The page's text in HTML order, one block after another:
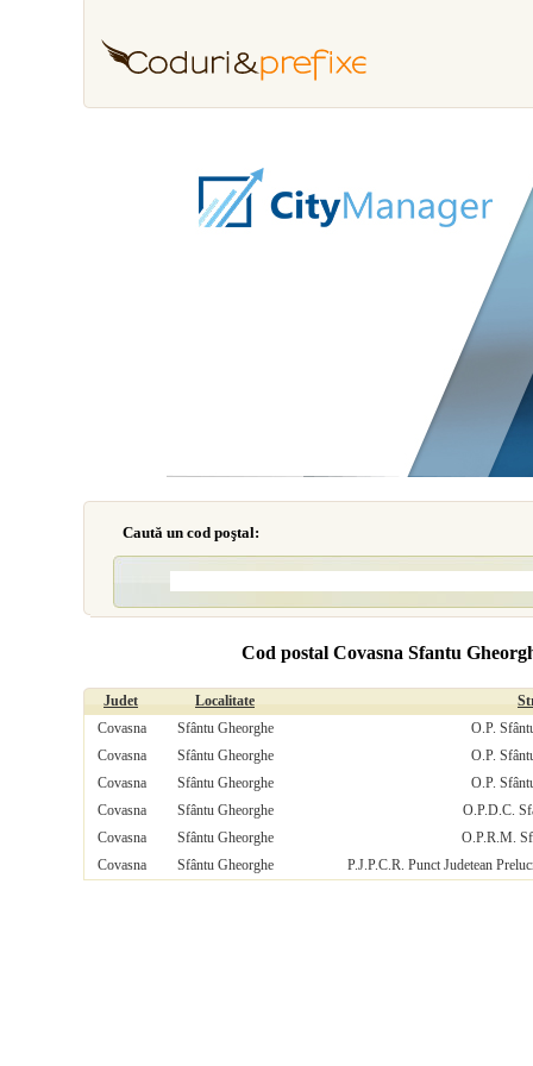
Caută un cod poştal:
Cod postal Covasna Sfantu
Judet Localitate
Covasna
Sfântu Gheorghe
O.P.
Covasna
Sfântu Gheorghe
O.P.
Covasna
Sfântu Gheorghe
O.P.
Covasna
Sfântu Gheorghe
O.P.D.C.
Covasna
Sfântu Gheorghe
O.P.R.M.
Covasna
Sfântu Gheorghe P.J.P.C.R. Punct Judetean